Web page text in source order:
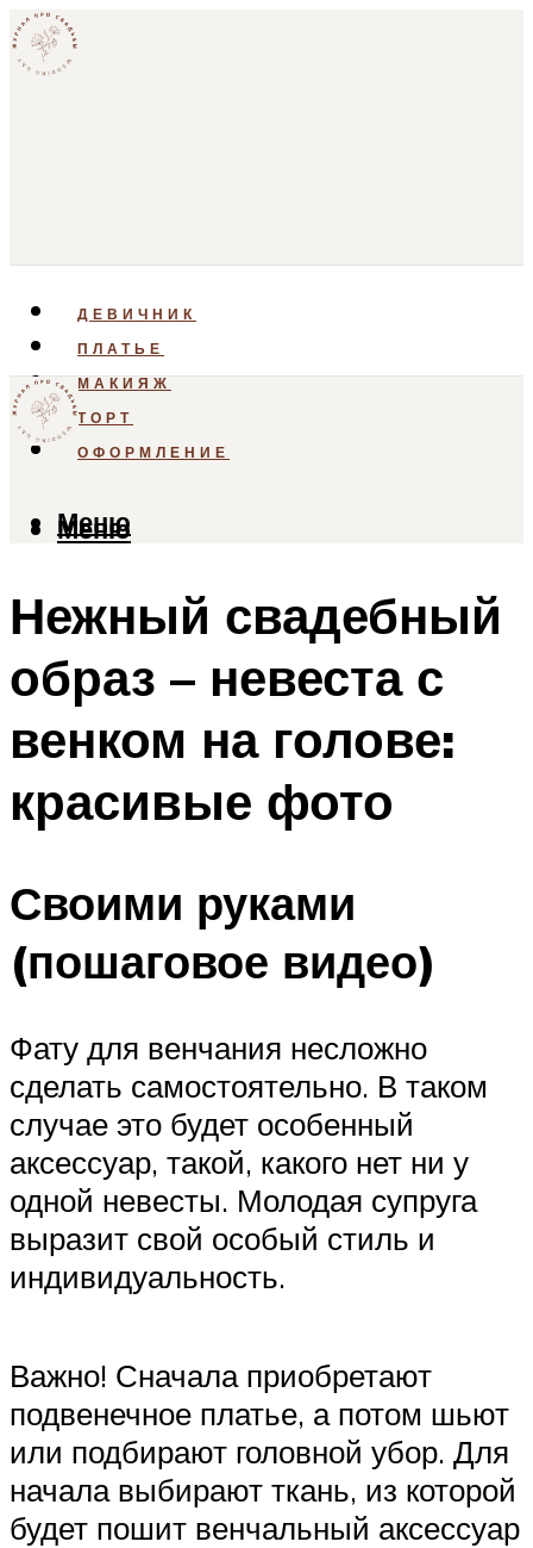
ДЕВИЧНИК
ПЛАТЬЕ
МАКИЯЖ
ТОРТ
ОФОРМЛЕНИЕ
Меню
Меню
Нежный свадебный
образ – невеста с
венком на голове:
красивые фото
Своими руками
(пошаговое видео)
Фату для венчания несложно
сделать самостоятельно. В таком
случае это будет особенный
аксессуар, такой, какого нет ни у
одной невесты. Молодая супруга
выразит свой особый стиль и
индивидуальность.
Важно! Сначала приобретают
подвенечное платье, а потом шьют
или подбирают головной убор. Для
начала выбирают ткань, из которой
будет пошит венчальный аксессуар